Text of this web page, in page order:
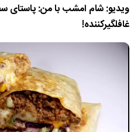
ویدیو: شام امشب با من: پاستای
غافلگیرکننده!